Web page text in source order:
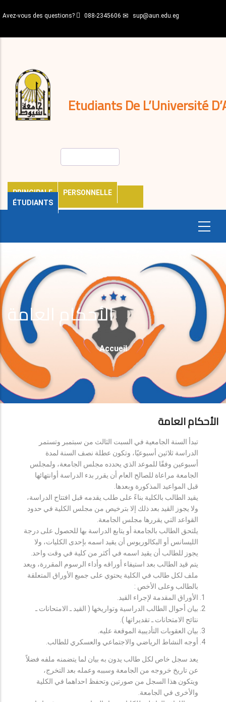
au
principal
Avez-vous des questions? 088-2345606 sup@aun.edu.eg
Etudiants De L’Université
PRINCIPALE
PERSONNELLE
ÉTUDIANTS
décisions
Expatriés
Journal
الأحكام العامة
Fil
D'Ariane
Accueil
الأحكام العامة
تبدأ السنة الجامعية في السبت الثالث من سبتمبر وتستمر
الدراسة ثلاثين أسبوعيًا، وتكون عطلة نصف السنة لمدة
أسبوعين وفقًا للموعد الذي يحدده مجلس الجامعة، ولمجلس
الجامعة مراعاة للصالح العام أن يقرر بدء الدراسة أوانتهائها
قبل المواعيد المذكورة وبعدها.
يقيد الطالب بالكلية بناءً على طلب يقدمه قبل افتتاح الدراسة،
ولا يجوز القيد بعد ذلك إلا بترخيص من مجلس الكلية في حدود
القواعد التي يقررها مجلس الجامعة.
يلتحق الطالب بالجامعة أو يتابع الدراسة بها للحصول على درجة
الليسانس أو البكالوريوس أن يقيد اسمه بإحدى الكليات، ولا
يجوز للطالب أن يقيد اسمه في أكثر من كلية في وقت واحد.
يتم قيد الطالب بعد استيفاء أوراقه وأداء الرسوم المقررة، ويعد
ملف لكل طالب في الكلية يحتوي على جميع الأوراق المتعلقة
بالطالب وعلى الأخص :
الأوراق المقدمة لإجراء القيد.
بيان أحوال الطالب الدراسية وتواريخها ( القيد ـ الامتحانات ـ
نتائح الامتحانات ـ تقديراتها ).
بيان العقوبات التأديبية الموقعة عليه.
أوجه النشاط الرياضي والاجتماعي والعسكري للطالب.
يعد سجل خاص لكل طالب يدون به بيان لما يتضمنه ملفه فضلاً
عن تاريخ خروجه من الجامعة وسببه وعمله بعد التخرج،
ويتكون هذا السجل من صورتين وتحفظ احداهما في الكلية
والأخرى في الجامعة.